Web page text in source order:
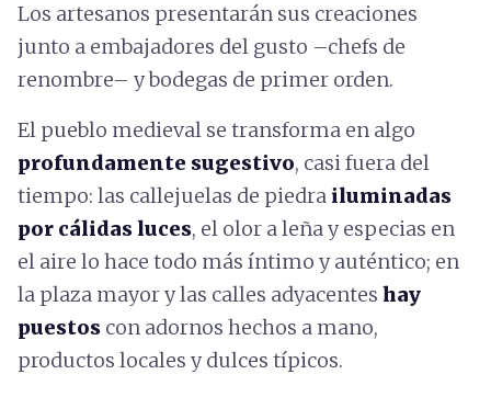
Los artesanos presentarán sus creaciones
junto a embajadores del gusto –chefs de
renombre– y bodegas de primer orden.
El pueblo medieval se transforma en algo
profundamente sugestivo, casi fuera del
tiempo: las callejuelas de piedra iluminadas
por cálidas luces, el olor a leña y especias en
el aire lo hace todo más íntimo y auténtico; en
la plaza mayor y las calles adyacentes hay
puestos con adornos hechos a mano,
productos locales y dulces típicos.